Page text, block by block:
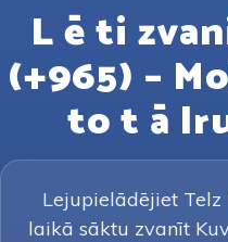
L ē ti
(+965) –
to t ā
Lejupielādējiet
laikā sāktu zvanīt